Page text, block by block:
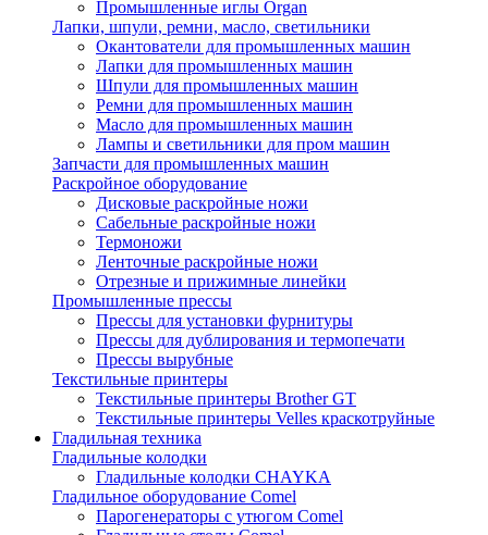
Промышленные иглы Organ
Лапки, шпули, ремни, масло, светильники
Окантователи для промышленных машин
Лапки для промышленных машин
Шпули для промышленных машин
Ремни для промышленных машин
Масло для промышленных машин
Лампы и светильники для пром машин
Запчасти для промышленных машин
Раскройное оборудование
Дисковые раскройные ножи
Сабельные раскройные ножи
Термоножи
Ленточные раскройные ножи
Отрезные и прижимные линейки
Промышленные прессы
Прессы для установки фурнитуры
Прессы для дублирования и термопечати
Прессы вырубные
Текстильные принтеры
Текстильные принтеры Brother GT
Текстильные принтеры Velles краскотруйные
Гладильная техника
Гладильные колодки
Гладильные колодки CHAYKA
Гладильное оборудование Comel
Парогенераторы с утюгом Comel